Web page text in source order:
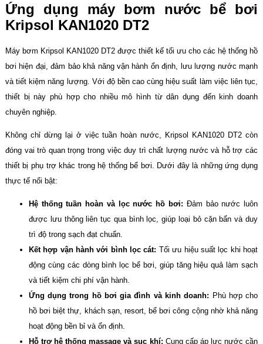
Ứng dụng máy bơm nước bể bơi
Kripsol KAN1020 DT2
Máy bơm Kripsol KAN1020 DT2 được thiết kế tối ưu cho các hệ thống hồ
bơi hiện đại, đảm bảo khả năng vận hành ổn định, lưu lượng nước mạnh
và tiết kiệm năng lượng. Với độ bền cao cùng hiệu suất làm việc liên tục,
thiết bị này phù hợp cho nhiều mô hình từ dân dụng đến kinh doanh
chuyên nghiệp.
Không chỉ dừng lại ở việc tuần hoàn nước, Kripsol KAN1020 DT2 còn
đóng vai trò quan trọng trong việc duy trì chất lượng nước và hỗ trợ các
thiết bị phụ trợ khác trong hệ thống bể bơi. Dưới đây là những ứng dụng
thực tế nổi bật:
Hệ thống tuần hoàn và lọc nước hồ bơi: Đảm bảo nước luôn
được lưu thông liên tục qua bình lọc, giúp loại bỏ cặn bẩn và duy
trì độ trong sạch đạt chuẩn.
Kết hợp vận hành với bình lọc cát: Tối ưu hiệu suất lọc khi hoạt
động cùng các dòng bình lọc bể bơi, giúp tăng hiệu quả làm sạch
và tiết kiệm chi phí vận hành.
Ứng dụng trong hồ bơi gia đình và kinh doanh: Phù hợp cho
hồ bơi biệt thự, khách sạn, resort, bể bơi công cộng nhờ khả năng
hoạt động bền bỉ và ổn định.
Hỗ trợ hệ thống massage và sục khí: Cung cấp áp lực nước cần